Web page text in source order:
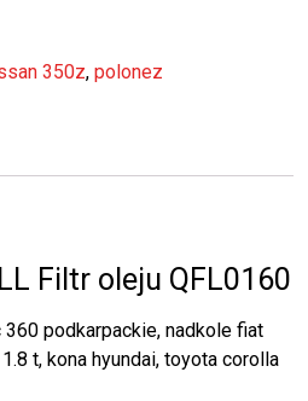
350z, polonez
Filtr oleju QFL0160
podkarpackie, nadkole fiat
t, kona hyundai, toyota corolla